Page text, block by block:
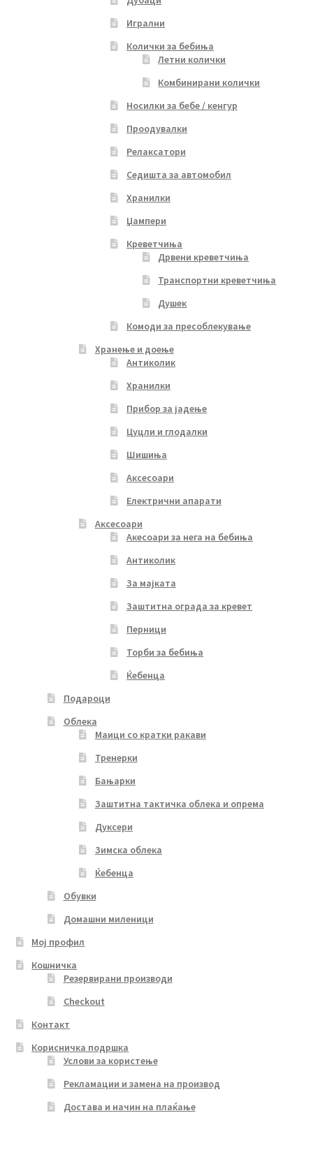
Игрални
Колички за бебиња
Летни колички
Комбинирани колички
Носилки за бебе / кенгур
Проодувалки
Релаксатори
Седишта за автомобил
Хранилки
Џампери
Креветчиња
Дрвени креветчиња
Транспортни креветчиња
Душек
Комоди за пресоблекување
Хранење и доење
Антиколик
Хранилки
Прибор за јадење
Цуцли и глодалки
Шишиња
Аксесоари
Електрични апарати
Аксесоари
Акесоари за нега на бебиња
Антиколик
За мајката
Заштитна ограда за кревет
Перници
Торби за бебиња
Ќебенца
Подароци
Облека
Маици со кратки ракави
Тренерки
Бањарки
Заштитна тактичка облека и опрема
Дуксери
Зимска облека
Ќебенца
Обувки
Домашни миленици
Мој профил
Кошничка
Резервирани производи
Checkout
Контакт
Корисничка подршка
Услови за користење
Рекламации и замена на производ
Достава и начин на плаќање